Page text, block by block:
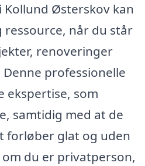
Kollund Østerskov kan
når du står
renoveringer
professionelle
ekspertise, som
samtidig med at de
forløber glat og uden
du er privatperson,